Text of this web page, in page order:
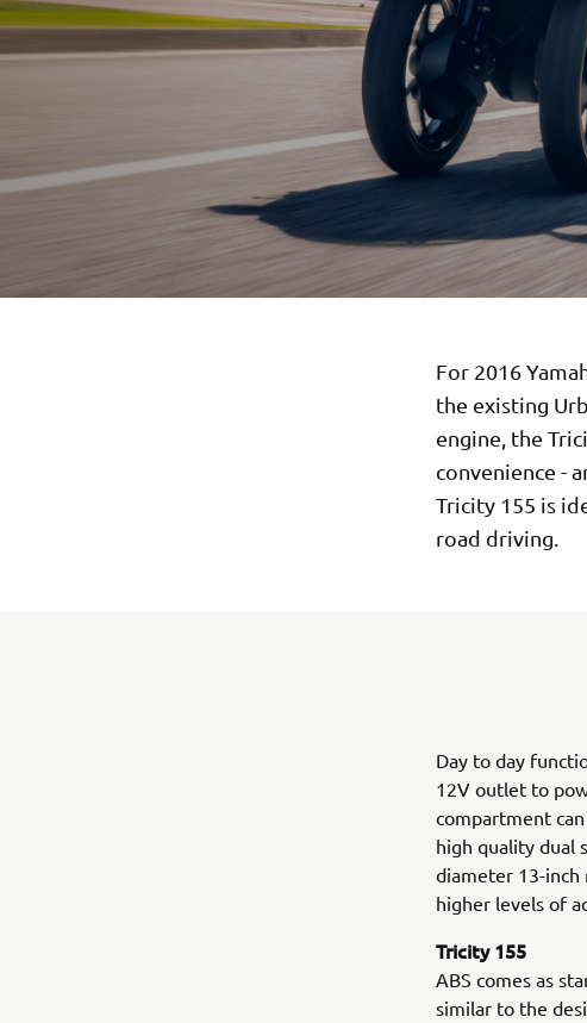
For 2016
the existing
engine, the
convenience -
Tricity 155 is
road driving.
Day to day
12V outlet to
compartment
high quality dual
diameter 13-inch
higher levels of
Tricity 155
ABS comes as
similar to the